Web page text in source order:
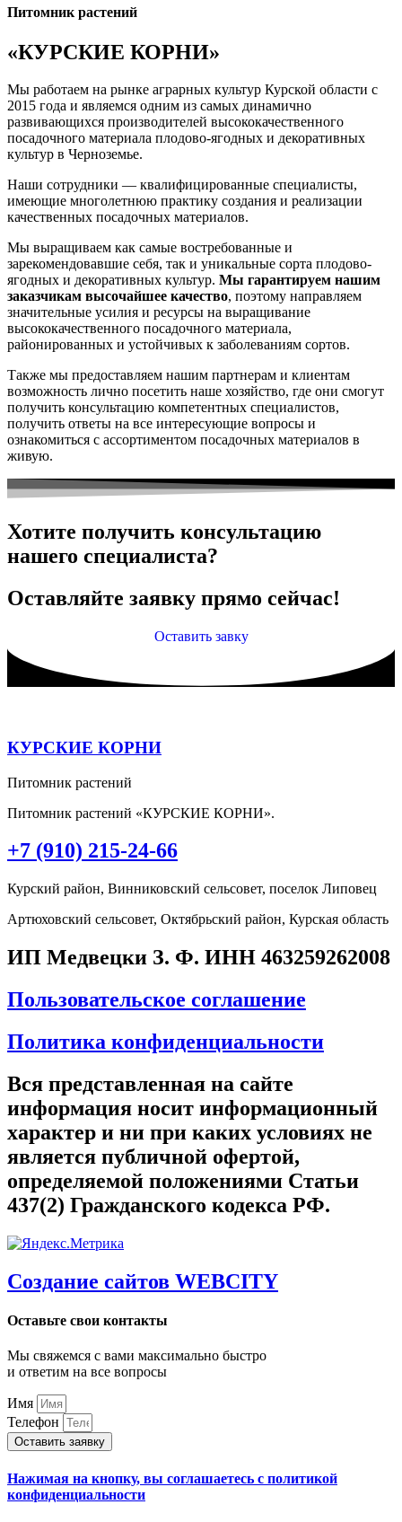
Питомник растений
«КУРСКИЕ КОРНИ»
Мы работаем на рынке аграрных культур Курской области с
2015 года и являемся одним из самых динамично
развивающихся производителей высококачественного
посадочного материала плодово-ягодных и декоративных
культур в Черноземье.
Наши сотрудники — квалифицированные специалисты,
имеющие многолетнюю практику создания и реализации
качественных посадочных материалов.
Мы выращиваем как самые востребованные и
зарекомендовавшие себя, так и уникальные сорта плодово-
ягодных и декоративных культур. Мы гарантируем нашим
заказчикам высочайшее качество, поэтому направляем
значительные усилия и ресурсы на выращивание
высококачественного посадочного материала,
районированных и устойчивых к заболеваниям сортов.
Также мы предоставляем нашим партнерам и клиентам
возможность лично посетить наше хозяйство, где они смогут
получить консультацию компетентных специалистов,
получить ответы на все интересующие вопросы и
ознакомиться с ассортиментом посадочных материалов в
живую.
Хотите получить консультацию
нашего специалиста?
Оставляйте заявку прямо сейчас!
Оставить завку
КУРСКИЕ КОРНИ
Питомник растений
Питомник растений «КУРСКИЕ КОРНИ».
+7 (910) 215-24-66
Курский район, Винниковский сельсовет, поселок Липовец
Артюховский сельсовет, Октябрьский район, Курская область
ИП Медвецки З. Ф. ИНН 463259262008
Пользовательское соглашение
Политика конфиденциальности
Вся представленная на сайте
информация носит информационный
характер и ни при каких условиях не
является публичной офертой,
определяемой положениями Статьи
437(2) Гражданского кодекса РФ.
Создание сайтов WEBCITY
Оставьте свои контакты
Мы свяжемся с вами максимально быстро
и ответим на все вопросы
Имя
Телефон
Оставить заявку
Нажимая на кнопку, вы соглашаетесь с политикой
конфиденциальности